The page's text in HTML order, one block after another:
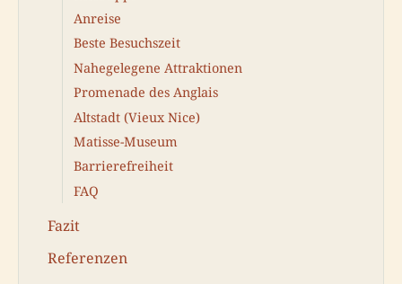
Anreise
Beste Besuchszeit
Nahegelegene Attraktionen
Promenade des Anglais
Altstadt (Vieux Nice)
Matisse-Museum
Barrierefreiheit
FAQ
Fazit
Referenzen